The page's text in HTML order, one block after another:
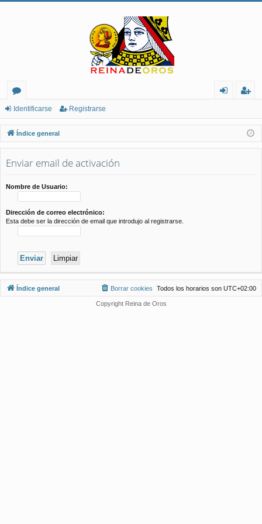
or
os
nt
ifi
ist
ra
Identificarse Registrarse
Índice general
Enviar email de activación
Nombre de Usuario:
Dirección de correo electrónico:
Esta debe ser la dirección de email que introdujo al registrarse.
Índice general Todos los horarios son UTC+02:00
Borrar cookies
Copyright Reina de Oros